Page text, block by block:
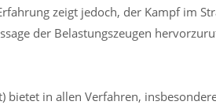
zeigt jedoch, der Kampf im
der Belastungszeugen
bietet in allen Verfahren,